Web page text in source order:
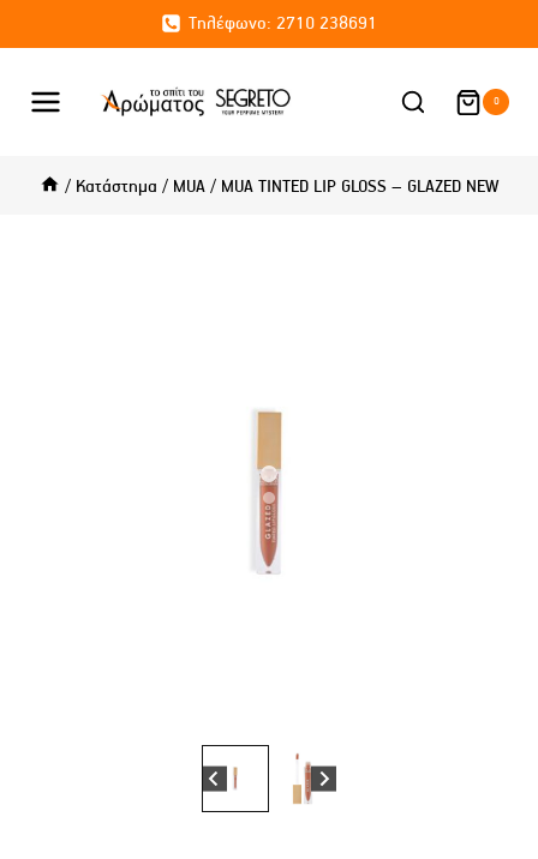
content
Τηλέφωνο: 2710 238691
0
/ Κατάστημα / MUA / MUA TINTED LIP GLOSS – GLAZED NEW